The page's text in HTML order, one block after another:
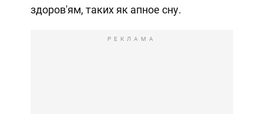
здоров'ям, таких як апное сну.
РЕКЛАМА